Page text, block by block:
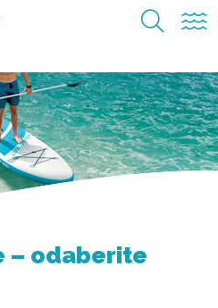
– odaberite